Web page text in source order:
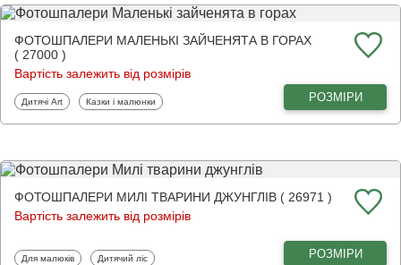
ФОТОШПАЛЕРИ МАЛЕНЬКІ ЗАЙЧЕНЯТА В ГОРАХ
( 27000 )
Вартість залежить від розмірів
Фотошпалери
Дитячі Art Фотошпалери
Казки і малюнки РОЗМІРИ
ФОТОШПАЛЕРИ МИЛІ ТВАРИНИ ДЖУНГЛІВ ( 26971 )
Вартість залежить від розмірів
Фотошпалери
Для малюків Фотошпалери
Дитячий ліс РОЗМІРИ